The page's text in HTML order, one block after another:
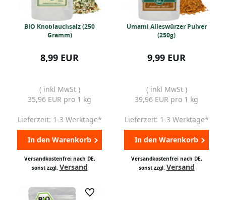
BIO Knoblauchsalz (250
Gramm)
8,99 EUR
( inkl MwSt )
35,96 EUR pro 1 kg
Lieferzeit: 1-3 Werktage*
In den Warenkorb
Versandkostenfrei nach DE,
sonst zzgl. Versand
Umami Alleswürzer Pulver
(250g)
9,99 EUR
( inkl MwSt )
39,96 EUR pro 1 kg
Lieferzeit: 1-3 Werktage*
In den Warenkorb
Versandkostenfrei nach DE,
sonst zzgl. Versand